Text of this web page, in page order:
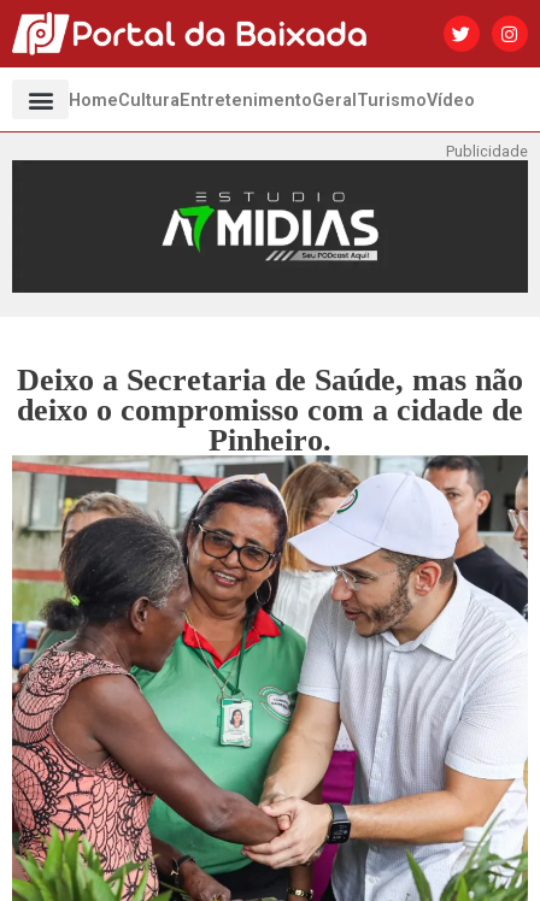
HomeCultura EntretenimentoGeral TurismoVídeo
Publicidade
Deixo a Secretaria de Saúde, mas não
deixo o compromisso com a cidade de
Pinheiro.